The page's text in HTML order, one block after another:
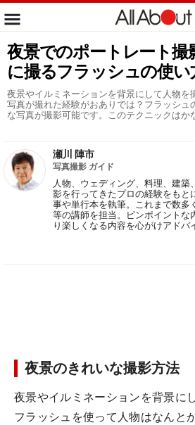
夜景でのポートレート撮
に撮るフラッシュの使い
夜景やイルミネーションを背景にして人物を
写真が撮れた経験がおありでは？フラッシュ
な写真が撮影可能です。このテクニックはか
瀬川 陣市
写真撮影 ガイド
人物、ウェディング、料理、建
影を行ってきたプロの経験をもと
事や単行本を執筆。これまで数多
等の講師を担当。ピンポイントな
り楽しくなる内容を心がけアドバ
夜景のきれいな撮影方法
夜景やイルミネーションを背景に
フラッシュを使って人物はなんと